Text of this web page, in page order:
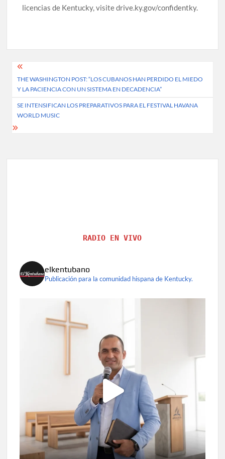
licencias de Kentucky, visite drive.ky.gov/confidentky.
Post
navigation
THE WASHINGTON POST: “LOS CUBANOS HAN PERDIDO EL MIEDO
Y LA PACIENCIA CON UN SISTEMA EN DECADENCIA”
SE INTENSIFICAN LOS PREPARATIVOS PARA EL FESTIVAL HAVANA
WORLD MUSIC
RADIO EN VIVO
elkentubano
Publicación para la comunidad hispana de Kentucky.